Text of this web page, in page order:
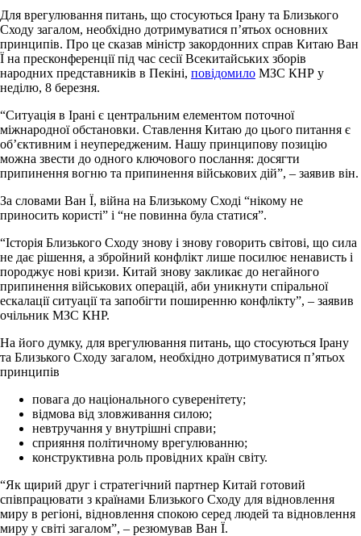
Для врегулювання питань, що стосуються Ірану та Близького
Сходу загалом, необхідно дотримуватися п’ятьох основних
принципів. Про це сказав міністр закордонних справ Китаю Ван
Ї на пресконференції під час сесії Всекитайських зборів
народних представників в Пекіні, повідомило МЗС КНР у
неділю, 8 березня.
“Ситуація в Ірані є центральним елементом поточної
міжнародної обстановки. Ставлення Китаю до цього питання є
об’єктивним і неупередженим. Нашу принципову позицію
можна звести до одного ключового послання: досягти
припинення вогню та припинення військових дій”, – заявив він.
За словами Ван Ї, війна на Близькому Сході “нікому не
приносить користі” і “не повинна була статися”.
“Історія Близького Сходу знову і знову говорить світові, що сила
не дає рішення, а збройний конфлікт лише посилює ненависть і
породжує нові кризи. Китай знову закликає до негайного
припинення військових операцій, аби уникнути спіральної
ескалації ситуації та запобігти поширенню конфлікту”, – заявив
очільник МЗС КНР.
На його думку, для врегулювання питань, що стосуються Ірану
та Близького Сходу загалом, необхідно дотримуватися п’ятьох
принципів
повага до національного суверенітету;
відмова від зловживання силою;
невтручання у внутрішні справи;
сприяння політичному врегулюванню;
конструктивна роль провідних країн світу.
“Як щирий друг і стратегічний партнер Китай готовий
співпрацювати з країнами Близького Сходу для відновлення
миру в регіоні, відновлення спокою серед людей та відновлення
миру у світі загалом”, – резюмував Ван Ї.